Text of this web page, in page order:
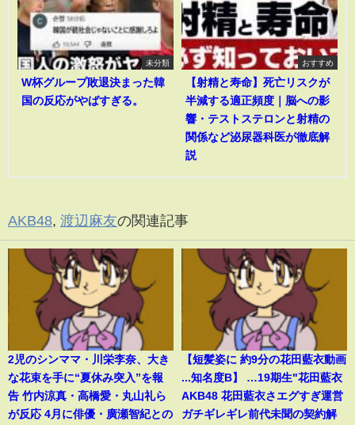
未分類
W杯グループ敗退決まった韓
国の反応がやばすぎる。
おすすめ
【射精と寿命】死亡リスクが
半減する適正頻度｜脳への影
響・テストステロンと射精の
関係など泌尿器科医が徹底解
説
AKB48, 渡辺麻友の関連記事
2児のシンママ・川栄李奈、大き
な花束を手に“夏休み突入”を報
告 竹内涼真・高橋愛・丸山礼ら
が反応 4月に俳優・廣瀬智紀との
【短髪姿に 約9分の花田藍衣動画
...知名度B】 …19期生"花田藍衣
AKB48 花田藍衣さエグすぎ運営
ガチギレギレ前代未聞の契約解